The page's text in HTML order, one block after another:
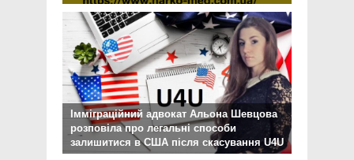
Імміграційний адвокат Альона Шевцова
розповіла про легальні способи
залишитися в США після скасування U4U